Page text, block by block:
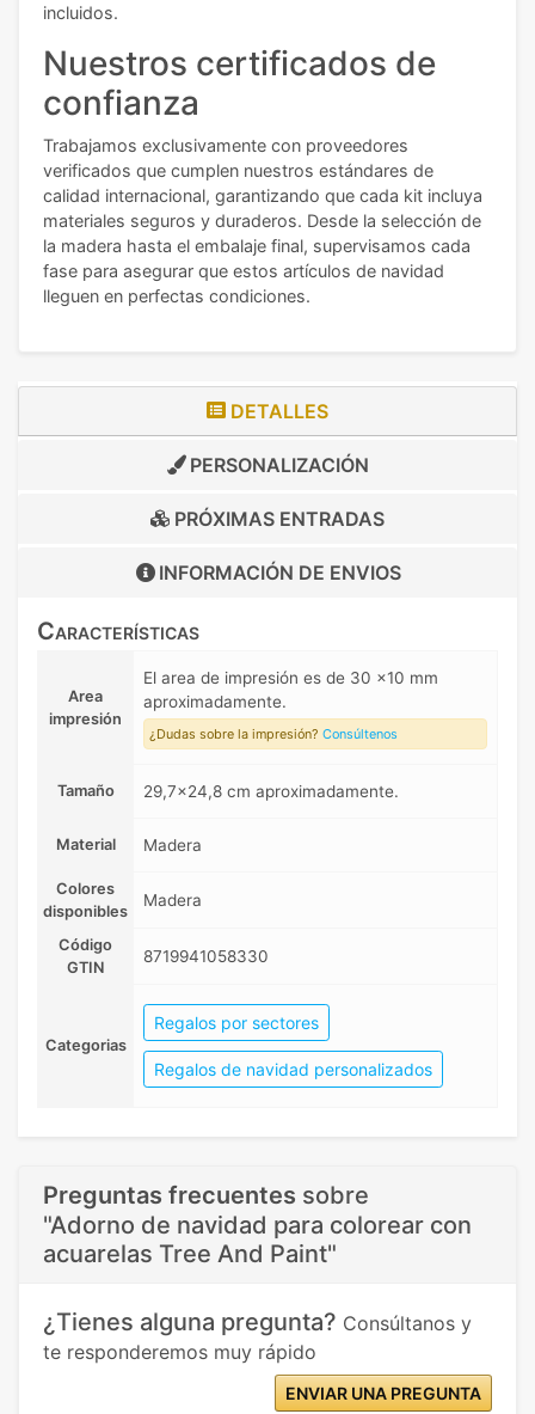
incluidos.
Nuestros certificados de
confianza
Trabajamos exclusivamente con proveedores
verificados que cumplen nuestros estándares de
calidad internacional, garantizando que cada kit incluya
materiales seguros y duraderos. Desde la selección de
la madera hasta el embalaje final, supervisamos cada
fase para asegurar que estos artículos de navidad
lleguen en perfectas condiciones.
DETALLES
PERSONALIZACIÓN
PRÓXIMAS ENTRADAS
INFORMACIÓN DE ENVIOS
Características
Area
impresión
El area de impresión es de 30 x10 mm
aproximadamente.
¿Dudas sobre la impresión? Consúltenos
Tamaño 29,7x24,8 cm aproximadamente.
Material Madera
Colores
disponibles
Madera
Código
GTIN
8719941058330
Categorias
Regalos por sectores
Regalos de navidad personalizados
Preguntas frecuentes sobre
"Adorno de navidad para colorear con
acuarelas Tree And Paint"
¿Tienes alguna pregunta? Consúltanos y
te responderemos muy rápido
ENVIAR UNA PREGUNTA